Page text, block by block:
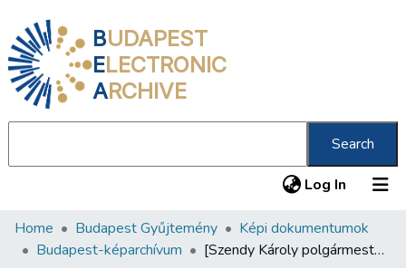
BUDAPEST
ELECTRONIC
ARCHIVE
Search
Log In (current)
Communities & Collections
Home Budapest Gyűjtemény
Képi dokumentumok
Budapest-képarchívum
[Szendy Károly polgármester üdvözli a Gyöngyösbokréta egy képviselőjét a Városháza udvarán]